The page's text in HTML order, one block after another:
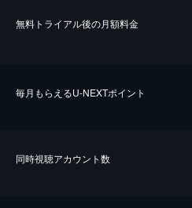
無料トライアル後の⽉額料金
毎⽉もらえるU-NEXTポイント
同時視聴アカウント数